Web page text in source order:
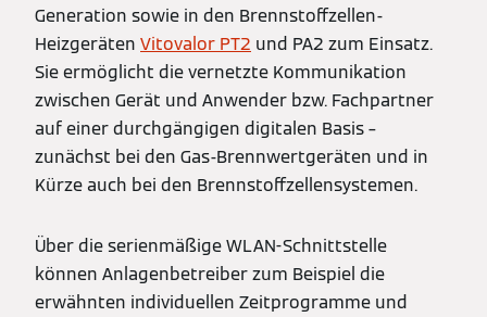
Generation sowie in den Brennstoffzellen-
Heizgeräten Vitovalor PT2 und PA2 zum Einsatz.
Sie ermöglicht die vernetzte Kommunikation
zwischen Gerät und Anwender bzw. Fachpartner
auf einer durchgängigen digitalen Basis –
zunächst bei den Gas-Brennwertgeräten und in
Kürze auch bei den Brennstoffzellensystemen.
Über die serienmäßige WLAN-Schnittstelle
können Anlagenbetreiber zum Beispiel die
erwähnten individuellen Zeitprogramme und